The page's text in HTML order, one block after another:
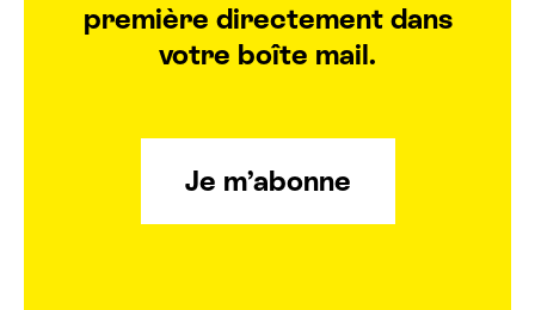
première directement dans
votre boîte mail.
Je m’abonne